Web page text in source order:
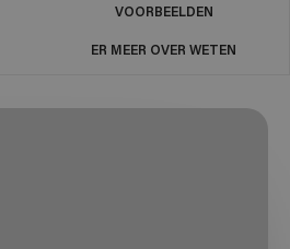
VOORBEELDEN
ER MEER OVER WETEN